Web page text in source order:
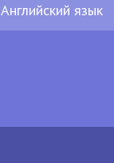
Английский язык